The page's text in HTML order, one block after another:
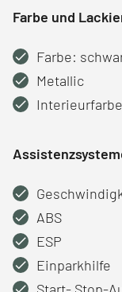
Farbe und
Farbe:
Metallic
ABS
ESP
Einparkhilfe